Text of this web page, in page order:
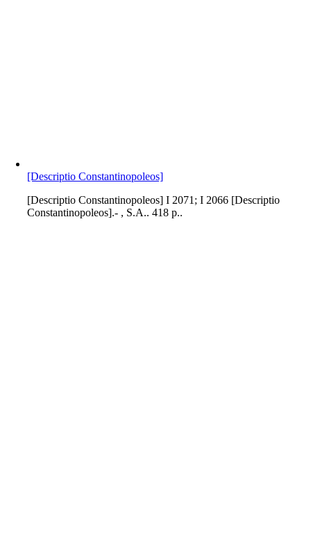
[Descriptio Constantinopoleos]
[Descriptio Constantinopoleos] I 2071; I 2066 [Descriptio
Constantinopoleos].- , S.A.. 418 p..